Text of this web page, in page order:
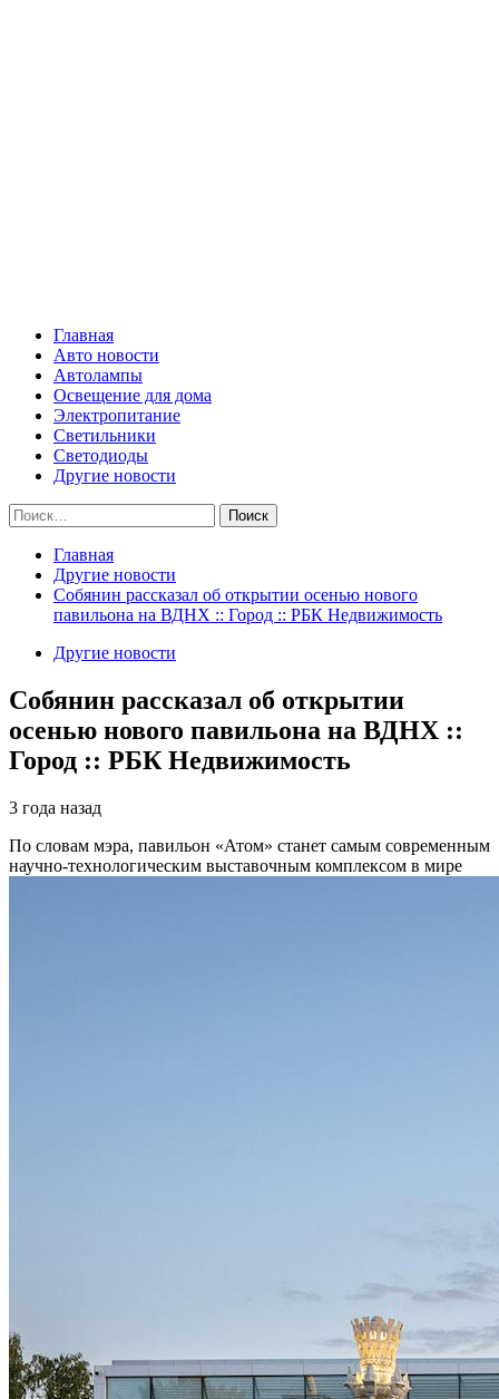
Главная
Авто новости
Автолампы
Освещение для дома
Электропитание
Светильники
Светодиоды
Другие новости
Найти:
Главная
Другие новости
Собянин рассказал об открытии осенью нового
павильона на ВДНХ :: Город :: РБК Недвижимость
Другие новости
Собянин рассказал об открытии
осенью нового павильона на ВДНХ ::
Город :: РБК Недвижимость
3 года назад
По словам мэра, павильон «Атом» станет самым современным
научно-технологическим выставочным комплексом в мире